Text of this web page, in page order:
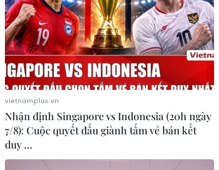
vietnamplus.vn
Nhận định Singapore vs Indonesia (20h ngày
7/8): Cuộc quyết đấu giành tấm vé bán kết
duy …